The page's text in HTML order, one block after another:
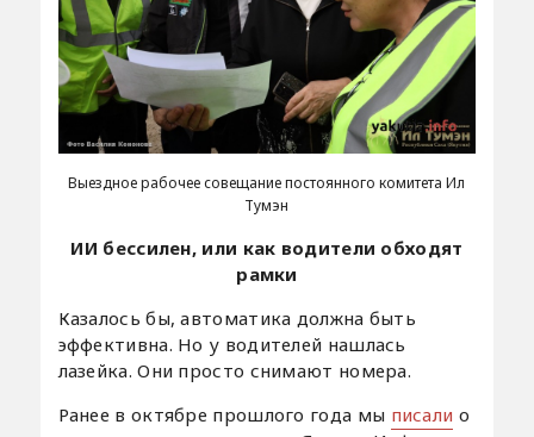
Выездное рабочее совещание постоянного комитета Ил
Тумэн
ИИ бессилен, или как водители обходят
рамки
Казалось бы, автоматика должна быть
эффективна. Но у водителей нашлась
лазейка. Они просто снимают номера.
Ранее в октябре прошлого года мы писали о